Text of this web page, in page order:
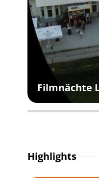
Filmnächte
Highlights